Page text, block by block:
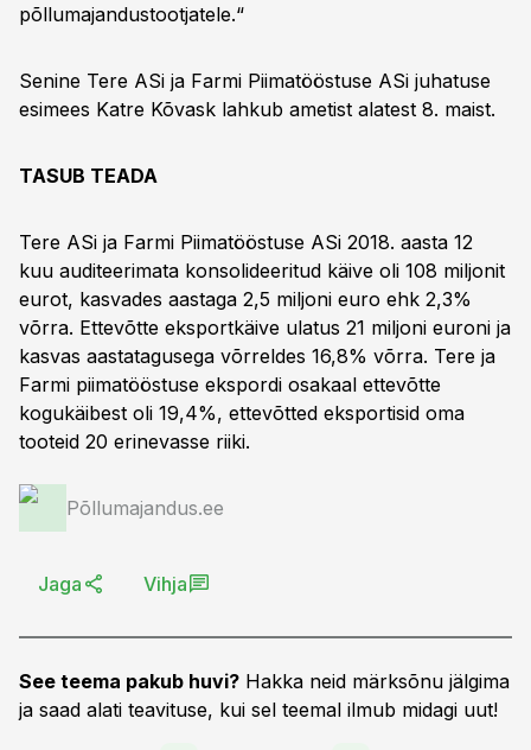
põllumajandustootjatele.“
Senine Tere ASi ja Farmi Piimatööstuse ASi juhatuse
esimees Katre Kõvask lahkub ametist alatest 8. maist.
TASUB TEADA
Tere ASi ja Farmi Piimatööstuse ASi 2018. aasta 12
kuu auditeerimata konsolideeritud käive oli 108 miljonit
eurot, kasvades aastaga 2,5 miljoni euro ehk 2,3%
võrra. Ettevõtte eksportkäive ulatus 21 miljoni euroni ja
kasvas aastatagusega võrreldes 16,8% võrra. Tere ja
Farmi piimatööstuse ekspordi osakaal ettevõtte
kogukäibest oli 19,4%, ettevõtted eksportisid oma
tooteid 20 erinevasse riiki.
Põllumajandus.ee
Jaga Vihja
See teema pakub huvi? Hakka neid märksõnu jälgima
ja saad alati teavituse, kui sel teemal ilmub midagi uut!